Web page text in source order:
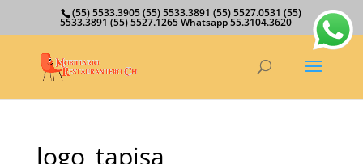
(55) 5533.3905 (55) 5533.3891 (55) 5527.0531 (55)
5533.3891 (55) 5527.1265 Whatsapp 55.3104.3620
logo_tapisa